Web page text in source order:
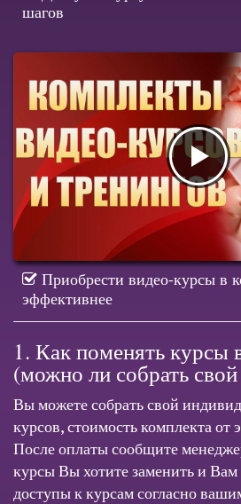
шагов
Приобрести видео-курсы в
эффективнее
1. Как поменять курсы
(можно ли собрать
Вы можете собрать свой
курсов, стоимость комплекта от
После оплаты сообщите
курсы Вы хотите заменить и
доступы к курсам согласно